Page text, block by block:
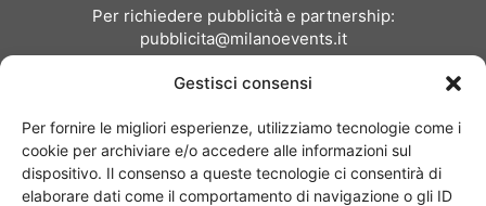
Gestisci consensi
Per fornire le migliori esperienze, utilizziamo tecnologie come i
cookie per archiviare e/o accedere alle informazioni sul
dispositivo. Il consenso a queste tecnologie ci consentirà di
elaborare dati come il comportamento di navigazione o gli ID
Per richiedere pubblicità e partnership:
pubblicita@milanoevents.it